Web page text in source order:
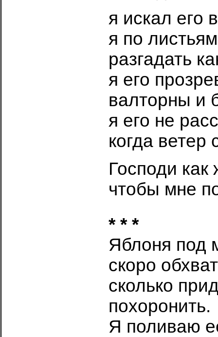
я искал его
я по
разгадать
я его
валторны и
я его не
когда ветер
Господи
чтобы мне
* * *
Яблоня под
скоро
сколько
похоронить.
Я поливаю